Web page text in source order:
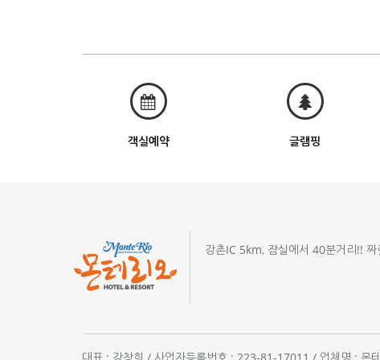
객실예약 글램핑
강촌IC 5km, 잠실에서 40분거리!!